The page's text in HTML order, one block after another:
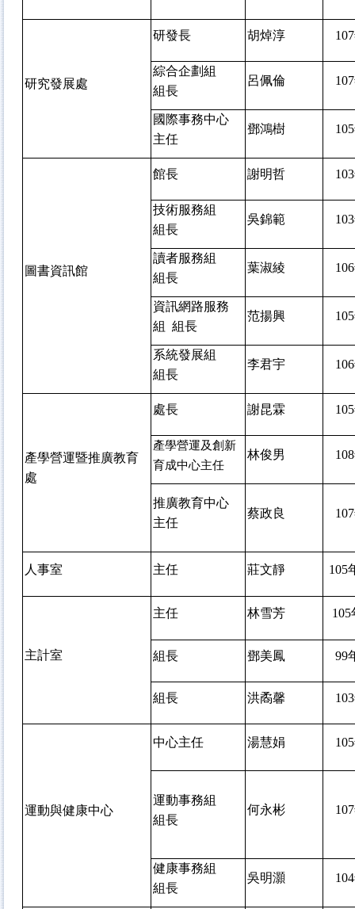
研究發展處
研發長 胡焯淳 107
綜合企劃組
組長
呂佩倫 107
國際事務中心
主任
鄧鴻樹 105
圖書資訊館
館長 謝明哲 103
技術服務組
組長
吳錦範 103
讀者服務組
組長
葉淑綾 106
資訊網路服務
組 組長
范揚興 105
系統發展組
組長
李君宇 106
產學營運暨推廣教育
處
處長 謝昆霖 105
產學營運及創新
育成中心主任
林俊男 108
推廣教育中心
主任
蔡政良 107
人事室 主任 莊文靜 105
主計室
主任 林雪芳 105
組長 鄧美鳳 99
組長 洪矞馨 103
運動與健康中心
中心主任 湯慧娟 105
運動事務組
組長
何永彬 107
健康事務組
組長
吳明灝 104